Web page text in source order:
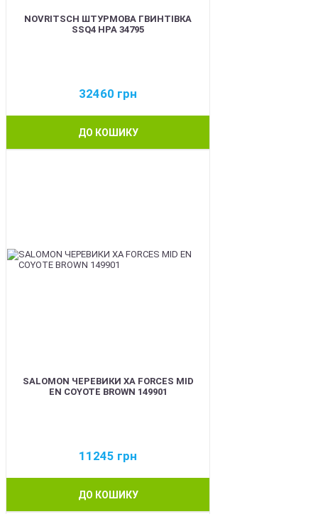
NOVRITSCH ШТУРМОВА ГВИНТІВКА
SSQ4 HPA 34795
32460 грн
ДО КОШИКУ
SALOMON ЧЕРЕВИКИ XA FORCES MID
EN COYOTE BROWN 149901
11245 грн
ДО КОШИКУ